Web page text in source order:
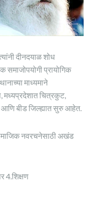
दीनदयाळ शोध
समाजोपयोगी प्रायोगिक
माध्यमाने
मध्यप्रदेशात चित्रकुट,
आणि बीड जिल्ह्यात सुरु आहेत.
नवरचनेसाठी अखंड
4.शिक्षण